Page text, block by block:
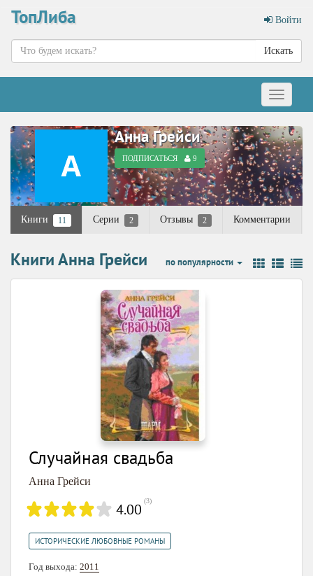
ТопЛиба Войти
Искать
Меню
Анна Грейси
ПОДПИСАТЬСЯ 9
Книги 11 Серии 2 Отзывы 2 Комментарии
Книги Анна Грейси по популярности
Случайная свадьба
Анна Грейси
4.00 (3)
ИСТОРИЧЕСКИЕ ЛЮБОВНЫЕ РОМАНЫ
Год выхода: 2011